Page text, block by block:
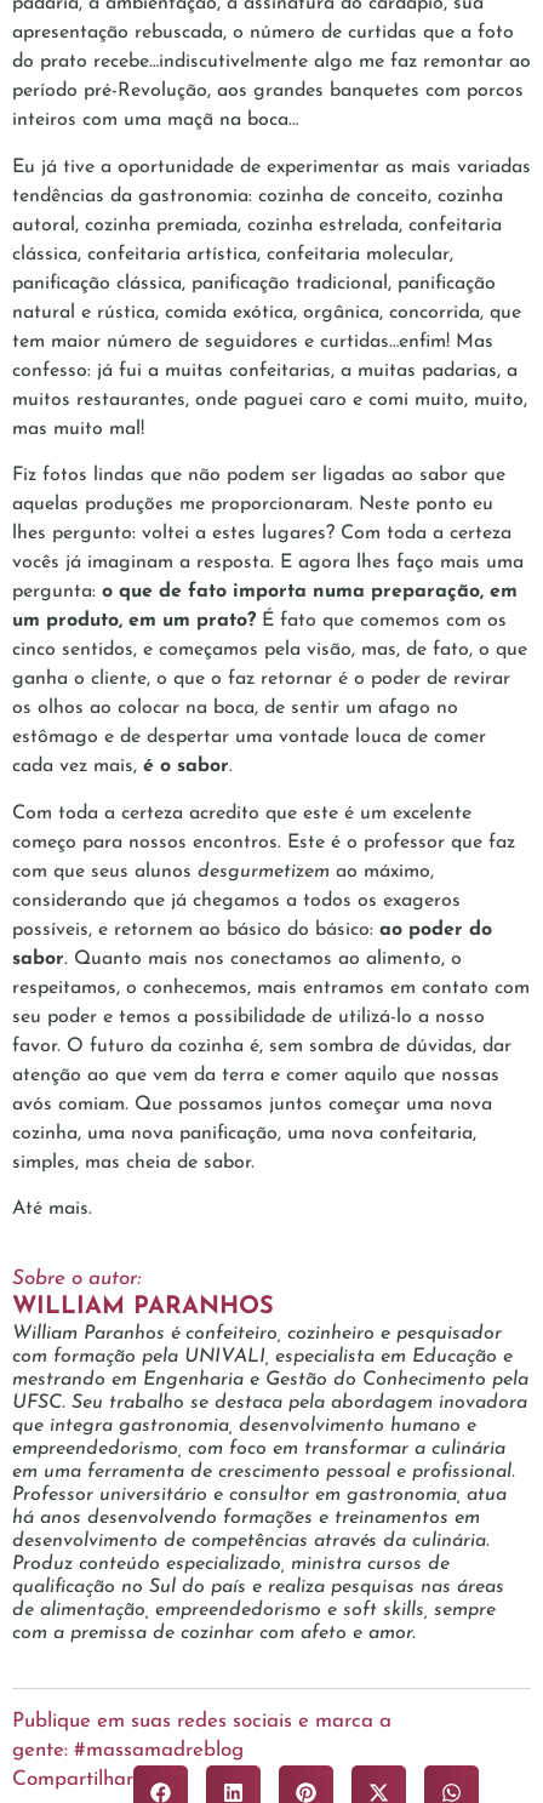
padaria, a ambientação, a assinatura do cardápio, sua
apresentação rebuscada, o número de curtidas que a foto
do prato recebe…indiscutivelmente algo me faz remontar ao
período pré-Revolução, aos grandes banquetes com porcos
inteiros com uma maçã na boca…
Eu já tive a oportunidade de experimentar as mais variadas
tendências da gastronomia: cozinha de conceito, cozinha
autoral, cozinha premiada, cozinha estrelada, confeitaria
clássica, confeitaria artística, confeitaria molecular,
panificação clássica, panificação tradicional, panificação
natural e rústica, comida exótica, orgânica, concorrida, que
tem maior número de seguidores e curtidas…enfim! Mas
confesso: já fui a muitas confeitarias, a muitas padarias, a
muitos restaurantes, onde paguei caro e comi muito, muito,
mas muito mal!
Fiz fotos lindas que não podem ser ligadas ao sabor que
aquelas produções me proporcionaram. Neste ponto eu
lhes pergunto: voltei a estes lugares? Com toda a certeza
vocês já imaginam a resposta. E agora lhes faço mais uma
pergunta: o que de fato importa numa preparação, em
um produto, em um prato? É fato que comemos com os
cinco sentidos, e começamos pela visão, mas, de fato, o que
ganha o cliente, o que o faz retornar é o poder de revirar
os olhos ao colocar na boca, de sentir um afago no
estômago e de despertar uma vontade louca de comer
cada vez mais, é o sabor.
Com toda a certeza acredito que este é um excelente
começo para nossos encontros. Este é o professor que faz
com que seus alunos desgurmetizem ao máximo,
considerando que já chegamos a todos os exageros
possíveis, e retornem ao básico do básico: ao poder do
sabor. Quanto mais nos conectamos ao alimento, o
respeitamos, o conhecemos, mais entramos em contato com
seu poder e temos a possibilidade de utilizá-lo a nosso
favor. O futuro da cozinha é, sem sombra de dúvidas, dar
atenção ao que vem da terra e comer aquilo que nossas
avós comiam. Que possamos juntos começar uma nova
cozinha, uma nova panificação, uma nova confeitaria,
simples, mas cheia de sabor.
Até mais.
Sobre o autor:
WILLIAM PARANHOS
William Paranhos é confeiteiro, cozinheiro e pesquisador
com formação pela UNIVALI, especialista em Educação e
mestrando em Engenharia e Gestão do Conhecimento pela
UFSC. Seu trabalho se destaca pela abordagem inovadora
que integra gastronomia, desenvolvimento humano e
empreendedorismo, com foco em transformar a culinária
em uma ferramenta de crescimento pessoal e profissional.
Professor universitário e consultor em gastronomia, atua
há anos desenvolvendo formações e treinamentos em
desenvolvimento de competências através da culinária.
Produz conteúdo especializado, ministra cursos de
qualificação no Sul do país e realiza pesquisas nas áreas
de alimentação, empreendedorismo e soft skills, sempre
com a premissa de cozinhar com afeto e amor.
Publique em suas redes sociais e marca a
gente: #massamadreblog
Compartilhar